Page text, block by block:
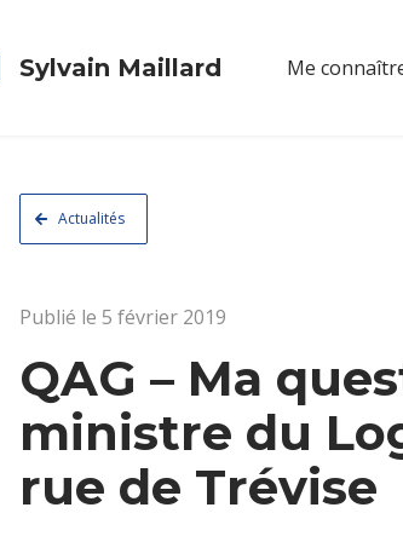
Sylvain Maillard Me
Actualités
Publié le 5 février 2019
QAG – Ma
ministre du
rue de Trévise